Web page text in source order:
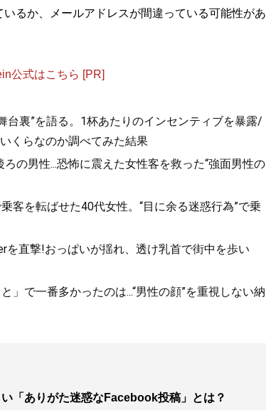
るか、メールアドレスが間違っている可能性があ
公式はこちら [PR]
裏”を語る。1杯あたりのインセンティブを暴露/
くらなのか調べてみた結果
の男性...恐怖に震えた女性客を救った“強面男性の
客を転ばせた40代女性。“目に余る迷惑行為”で乗
直撃!おっぱいが揺れ、透け乳首で街中を歩い
で一番多かったのは...“男性の顔”を重視しない納
「ありがた迷惑なFacebook投稿」とは？